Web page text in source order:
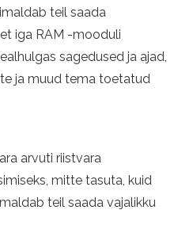
teil saada
iga RAM -mooduli
sagedused ja ajad,
ja muud tema toetatud
arvuti riistvara
mitte tasuta, kuid
teil saada vajalikku